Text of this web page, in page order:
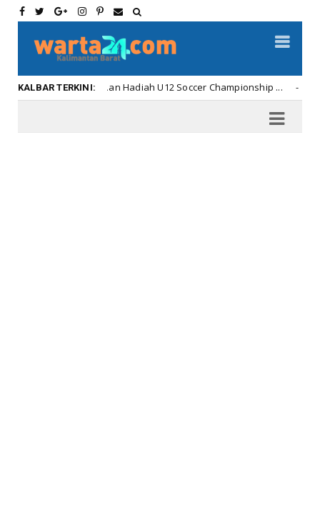
KALBAR TERKINI:
Penyerahan Hadiah U12 Soccer Championship ... Kalbar